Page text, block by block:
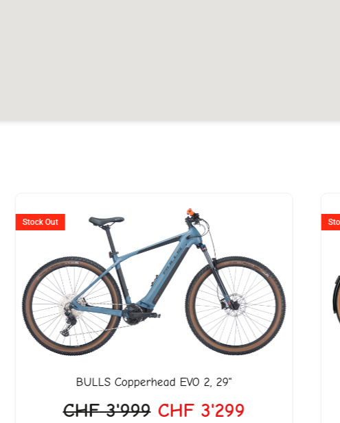
Stock Out
BULLSCopperhead EVO 2, 29"
CHF3'999
Preis
war:
CHF 3'999
CHF3'299
ist:
CHF 3'299.